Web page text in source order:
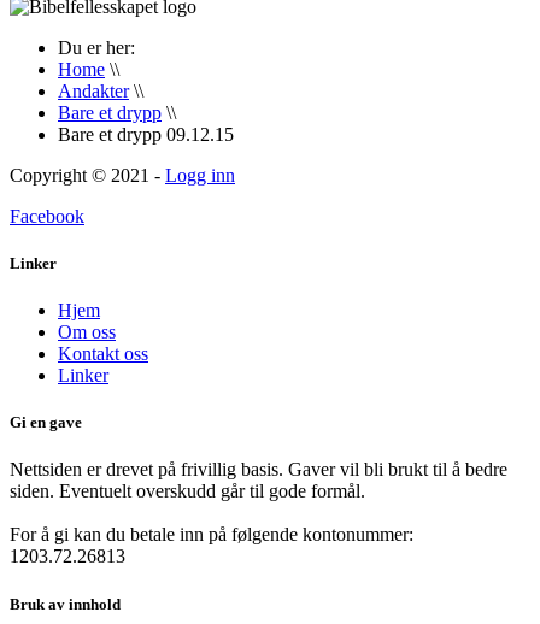
Du er her:
Home \\
Andakter \\
Bare et drypp \\
Bare et drypp 09.12.15
Copyright © 2021 - Logg inn
Facebook
Linker
Hjem
Om oss
Kontakt oss
Linker
Gi en gave
Nettsiden er drevet på frivillig basis. Gaver vil bli brukt til å bedre
siden. Eventuelt overskudd går til gode formål.
For å gi kan du betale inn på følgende kontonummer:
1203.72.26813
Bruk av innhold